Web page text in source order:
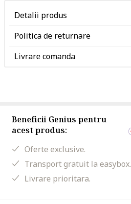
Detalii produs
Politica de returnare
Livrare comanda
Beneficii Genius pentru
acest produs:
Oferte exclusive.
Transport gratuit la easybox.
Livrare prioritara.